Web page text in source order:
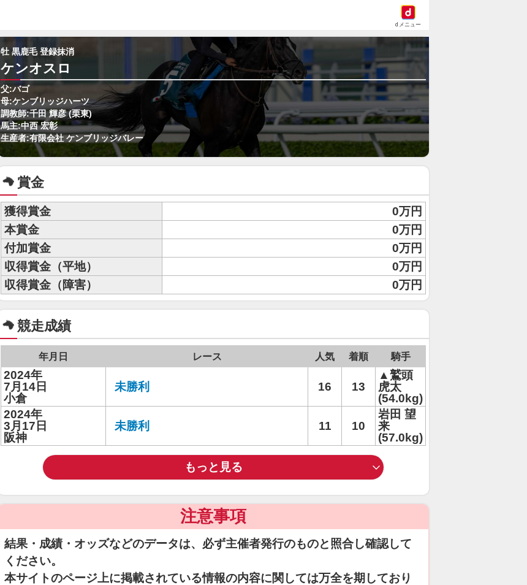
dメニュー
牡 黒鹿毛 登録抹消
ケンオスロ
父:バゴ
母:ケンブリッジハーツ
調教師:千田 輝彦 (栗東)
馬主:中西 宏彰
生産者:有限会社 ケンブリッジバレー
賞金
獲得賞金
0万円
本賞金
0万円
付加賞金
0万円
収得賞金（平地）
0万円
収得賞金（障害）
0万円
競走成績
年月日 レース 人気 着順 騎手
2024年
7月14日
小倉
未勝利 16 13
▲鷲頭
虎太
(54.0kg)
2024年
3月17日
阪神
未勝利 11 10
岩田 望
来
(57.0kg)
もっと見る
注意事項
結果・成績・オッズなどのデータは、必ず主催者発行のものと照合し確認して
ください。
本サイトのページ上に掲載されている情報の内容に関しては万全を期しており